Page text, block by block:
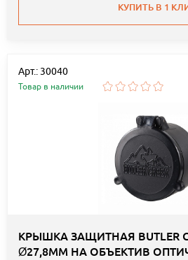
КУПИТЬ В 1
Арт.: 30040
Товар в наличии
КРЫШКА ЗАЩИТНАЯ BUTLER
Ø27,8ММ НА ОБЪЕКТИВ